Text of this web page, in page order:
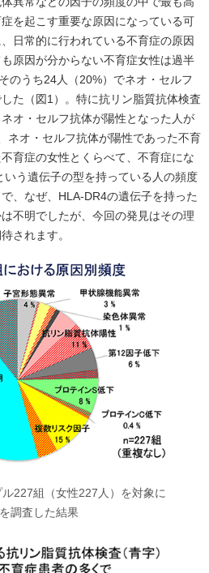
を起こす重要な原因になっている可
日常的に行われている不育症の原因
原因が分からない不育症女性は過半
のうち24人（20%）でネオ・セルフ
た（図1）。特に抗リン脂質抗体検査
オ・セルフ抗体が陽性となった人が
ネオ・セルフ抗体が陽性であった不育
育症の女性とくらべて、不育症にな
いう遺伝子の型を持っている人の頻度
、なぜ、HLA-DR4の遺伝子を持った
不明でしたが、今回の発見はその理
されます。
227組（女性227人）を対象に
調査した結果